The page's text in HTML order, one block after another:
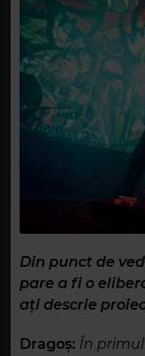
Din punct de
pare a fi o
ați descrie
Dragoș: În